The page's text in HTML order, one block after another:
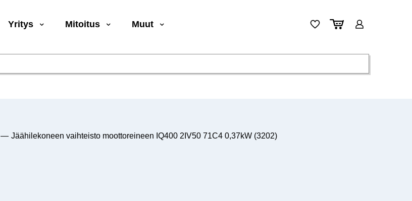
Yritys Mitoitus Muut
— Jäähilekoneen vaihteisto moottoreineen IQ400 2IV50 71C4 0,37kW (3202)